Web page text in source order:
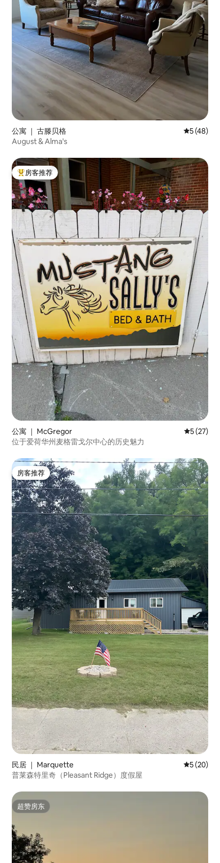
公寓 ｜ 古滕贝格 平均评分
5 (48)
August & Alma's
热门「房客推荐」
房客推荐
公寓 ｜ McGregor 平均评分
5 (27)
位于爱荷华州麦格雷戈尔中心的历史魅力
房客推荐
房客推荐
民居 ｜ Marquette 平均评分
5 (20)
普莱森特里奇（Pleasant Ridge）度假屋
超赞房东
超赞房东